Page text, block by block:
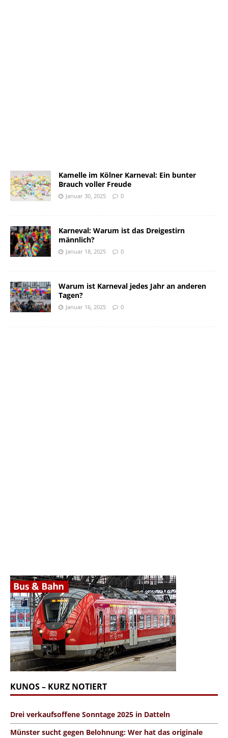
Kamelle im Kölner Karneval: Ein bunter
Brauch voller Freude
Januar 30, 2025 0
Karneval: Warum ist das Dreigestirn
männlich?
Januar 18, 2025 0
Warum ist Karneval jedes Jahr an anderen
Tagen?
Januar 16, 2025 0
KUNOS – KURZ NOTIERT
Drei verkaufsoffene Sonntage 2025 in Datteln
Münster sucht gegen Belohnung: Wer hat das originale